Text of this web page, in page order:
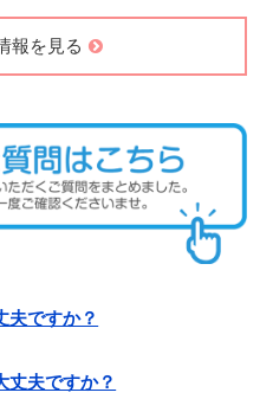
報を見る
夫ですか？
丈夫ですか？